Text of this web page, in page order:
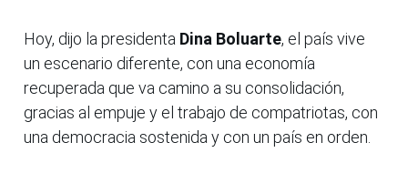
Hoy, dijo la presidenta Dina Boluarte, el país vive
un escenario diferente, con una economía
recuperada que va camino a su consolidación,
gracias al empuje y el trabajo de compatriotas, con
una democracia sostenida y con un país en orden.